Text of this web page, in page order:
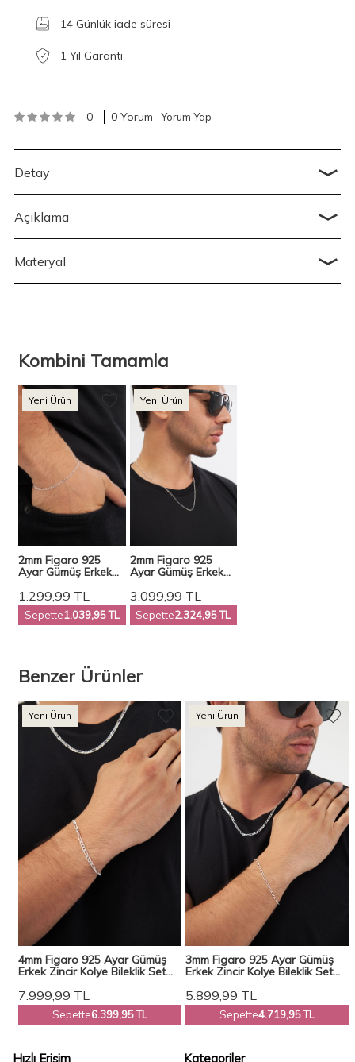
14 Günlük iade süresi
1 Yıl Garanti
0 0 Yorum Yorum Yap
Detay
Açıklama
Materyal
Kombini Tamamla
Yeni Ürün
2mm Figaro 925
Ayar Gümüş Erkek
5250
1.299,99 TL
Sepette1.039,95 TL
Yeni Ürün
2mm Figaro 925
Ayar Gümüş Erkek
3025
3.099,99 TL
Sepette2.324,95 TL
Benzer Ürünler
Yeni Ürün
4mm Figaro 925 Ayar Gümüş
Erkek Zincir Kolye Bileklik Set
7.999,99 TL
Sepette6.399,95 TL
Yeni Ürün
3mm Figaro 925 Ayar Gümüş
Erkek Zincir Kolye Bileklik Set
5.899,99 TL
Sepette4.719,95 TL
Hızlı Erişim Kategoriler